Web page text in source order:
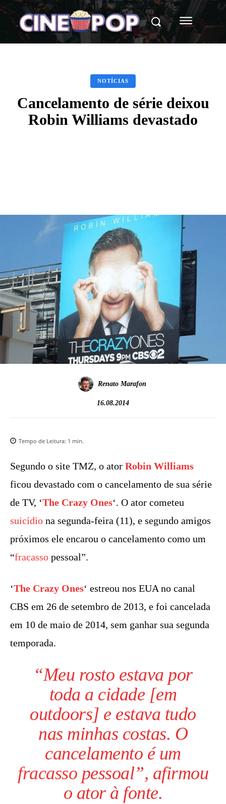
NOTÍCIAS
Cancelamento de série deixou
Robin Williams devastado
Renato Marafon
16.08.2014
Tempo de Leitura: 1 min.
Segundo o site TMZ, o ator Robin Williams
ficou devastado com o cancelamento de sua série
de TV, ‘The Crazy Ones‘. O ator cometeu
suicídio na segunda-feira (11), e segundo amigos
próximos ele encarou o cancelamento como um
“fracasso pessoal”.
‘The Crazy Ones‘ estreou nos EUA no canal
CBS em 26 de setembro de 2013, e foi cancelada
em 10 de maio de 2014, sem ganhar sua segunda
temporada.
“Meu rosto estava por
toda a cidade [em
outdoors] e estava tudo
nas minhas costas. O
cancelamento é um
fracasso pessoal”, afirmou
o ator à fonte.